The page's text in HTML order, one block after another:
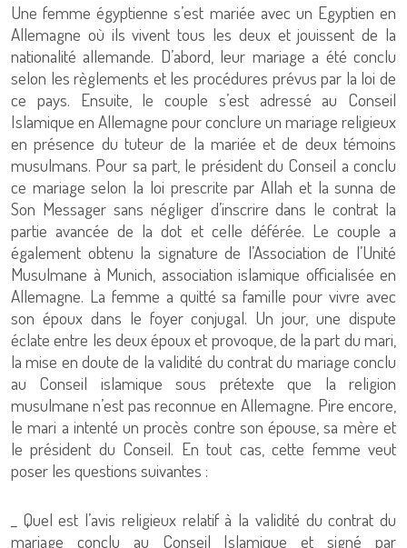
Une femme égyptienne s’est mariée avec un Egyptien en
Allemagne où ils vivent tous les deux et jouissent de la
nationalité allemande. D’abord, leur mariage a été conclu
selon les règlements et les procédures prévus par la loi de
ce pays. Ensuite, le couple s’est adressé au Conseil
Islamique en Allemagne pour conclure un mariage religieux
en présence du tuteur de la mariée et de deux témoins
musulmans. Pour sa part, le président du Conseil a conclu
ce mariage selon la loi prescrite par Allah et la sunna de
Son Messager sans négliger d’inscrire dans le contrat la
partie avancée de la dot et celle déférée. Le couple a
également obtenu la signature de l’Association de l’Unité
Musulmane à Munich, association islamique officialisée en
Allemagne. La femme a quitté sa famille pour vivre avec
son époux dans le foyer conjugal. Un jour, une dispute
éclate entre les deux époux et provoque, de la part du mari,
la mise en doute de la validité du contrat du mariage conclu
au Conseil islamique sous prétexte que la religion
musulmane n’est pas reconnue en Allemagne. Pire encore,
le mari a intenté un procès contre son épouse, sa mère et
le président du Conseil. En tout cas, cette femme veut
poser les questions suivantes :
_ Quel est l’avis religieux relatif à la validité du contrat du
mariage conclu au Conseil Islamique et signé par